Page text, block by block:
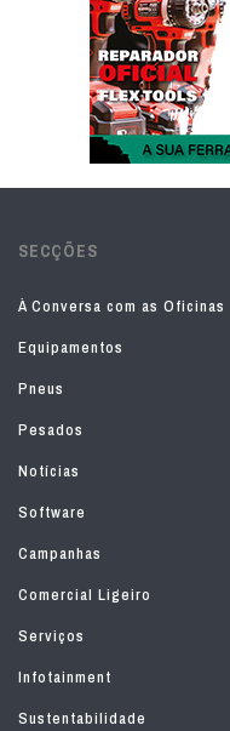
SECÇÕES
À Conversa com as Oficinas
Equipamentos
Pneus
Pesados
Notícias
Software
Campanhas
Comercial Ligeiro
Serviços
Infotainment
Sustentabilidade